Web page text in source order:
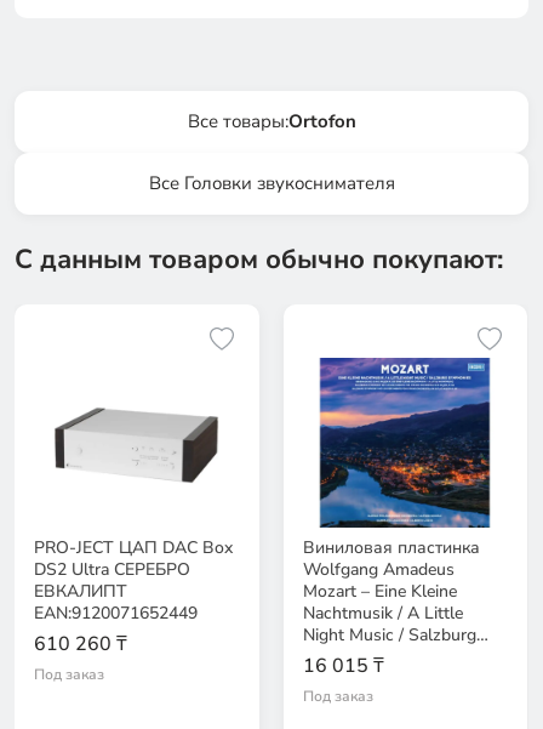
Все товары:Ortofon
Все Головки звукоснимателя
С данным товаром обычно покупают:
PRO-JECT ЦАП DAC Box
DS2 Ultra СЕРЕБРО
ЕВКАЛИПТ
EAN:9120071652449
610 260 ₸
Под заказ
Виниловая пластинка
Wolfgang Amadeus
Mozart – Eine Kleine
Nachtmusik / A Little
Night Music / Salzburg
Symphonies
16 015 ₸
Под заказ